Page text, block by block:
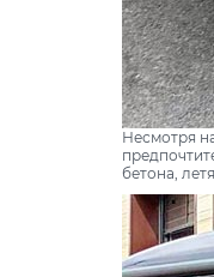
Несмотря
бетона,